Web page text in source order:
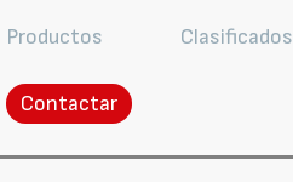
Productos Clasificados
Contactar